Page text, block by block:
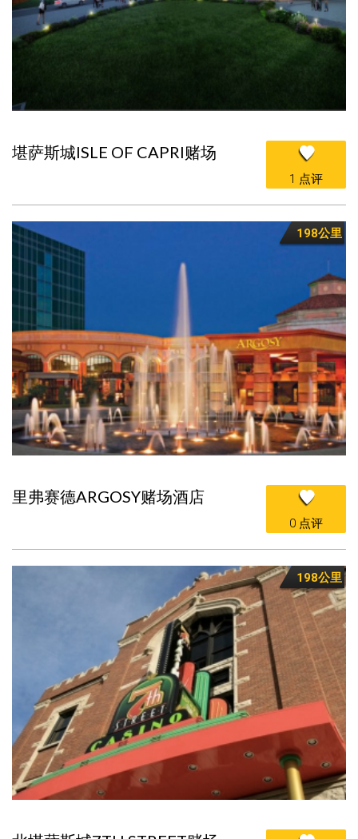
堪萨斯城ISLE OF CAPRI赌场
1 点评
里弗赛德ARGOSY赌场酒店
0 点评
198公里
198公里